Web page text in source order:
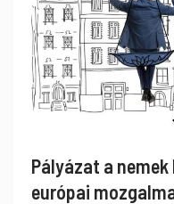
Pályázat a
európai